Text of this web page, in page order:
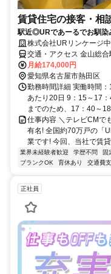
賃貸住宅の接客・相
駅近◎URであーるでお馴染
株式会社URリンケージ
交通・アクセス 金山総
月給174,000円
愛知県名古屋市熱田区
勤務時間詳細 実働時間
あたり20日 9：15～17
までのため、17：40～
仕事内容 ＼テレビCMで
有名! 全国約70万戸の「
業です! 今回、当社で賃
業界未経験者歓迎 学歴不問 固
ブランクOK
育休あり 交通費
正社員